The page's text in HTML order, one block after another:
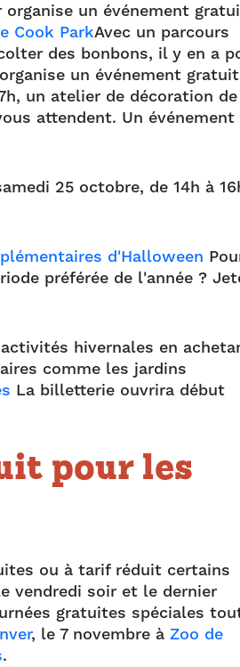
un événement
Cook ParkAvec un parcours
des bonbons, il y en a
un événement
un atelier de décoration de
attendent. Un événement
25 octobre, de 14h à
d'Halloween
préférée de l'année ?
hivernales en
comme les jardins
La billetterie ouvrira début
pour les
ou à tarif réduit certains
vendredi soir et le dernier
gratuites spéciales
, le 7 novembre à Zoo de
.